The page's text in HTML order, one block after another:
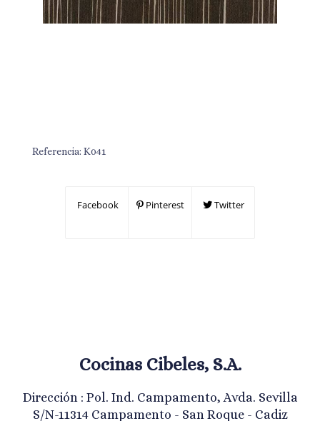
Referencia: K041
Facebook Pinterest Twitter
Cocinas Cibeles, S.A.
Dirección : Pol. Ind. Campamento, Avda. Sevilla
S/N-11314 Campamento - San Roque - Cadiz